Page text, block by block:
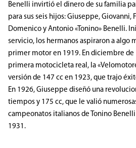
Benelli invirtió el dinero de su familia
para sus seis hijos: Giuseppe, Giovanni,
Domenico y Antonio «Tonino» Benelli.
servicio, los hermanos aspiraron a algo
primer motor en 1919. En diciembre de
primera motocicleta real, la
versión de 147 cc en 1923, que trajo
En 1926, Giuseppe diseñó una
tiempos y 175 cc, que le valió
campeonatos italianos de Tonino
1931.